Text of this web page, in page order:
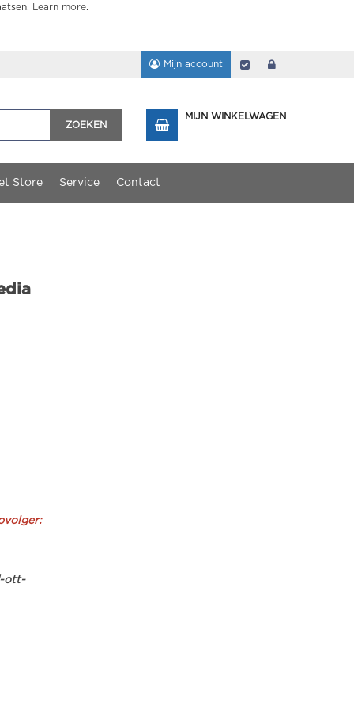
Learn more.
Mijn account Afrekenen
ZOEKEN
MIJN WINKELWAGEN
Store Service Contact
ott-